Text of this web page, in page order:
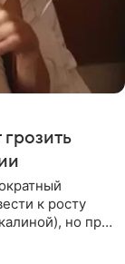
к росту
но при